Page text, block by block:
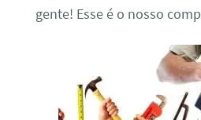
gente! Esse é o nosso